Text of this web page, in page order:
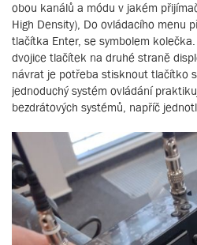
obou kanálů a módu v jakém
High Density), Do ovládacího menu
tlačítka Enter, se symbolem
dvojice tlačítek na druhé straně
návrat je potřeba stisknout tlačítko
jednoduchý systém ovládání
bezdrátových systémů, napříč